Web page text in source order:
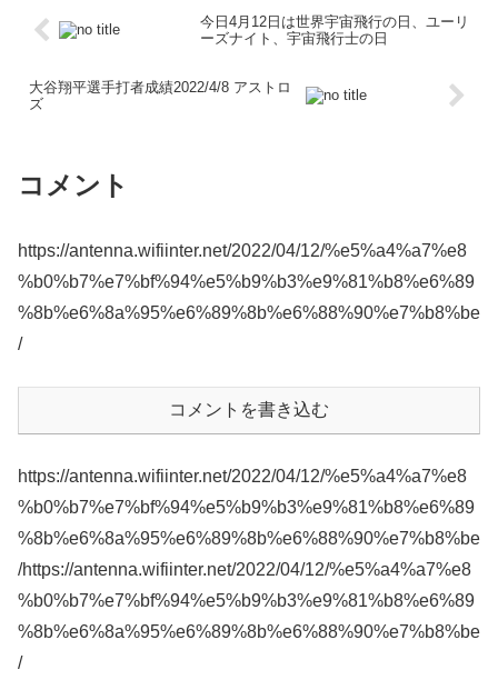
今日4月12日は世界宇宙飛行の日、ユーリ
ーズナイト、宇宙飛行士の日
大谷翔平選手打者成績2022/4/8 アストロ
ズ
コメント
https://antenna.wifiinter.net/2022/04/12/%e5%a4%a7%e8
%b0%b7%e7%bf%94%e5%b9%b3%e9%81%b8%e6%89
%8b%e6%8a%95%e6%89%8b%e6%88%90%e7%b8%be
/
コメントを書き込む
https://antenna.wifiinter.net/2022/04/12/%e5%a4%a7%e8
%b0%b7%e7%bf%94%e5%b9%b3%e9%81%b8%e6%89
%8b%e6%8a%95%e6%89%8b%e6%88%90%e7%b8%be
/https://antenna.wifiinter.net/2022/04/12/%e5%a4%a7%e8
%b0%b7%e7%bf%94%e5%b9%b3%e9%81%b8%e6%89
%8b%e6%8a%95%e6%89%8b%e6%88%90%e7%b8%be
/